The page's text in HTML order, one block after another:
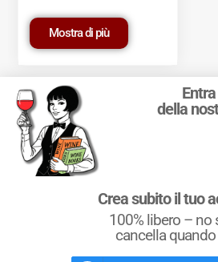
Mostra di più
Marchio Reg. | P.IVA
Condizioni d'uso|Privacy Policy|
della
Crea subito il tuo
100% libero – no
cancella